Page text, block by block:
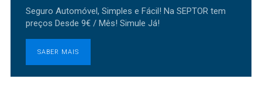
Seguro Automóvel, Simples e Fácil! Na SEPTOR tem
preços Desde 9€ / Mês! Simule Já!
SABER MAIS